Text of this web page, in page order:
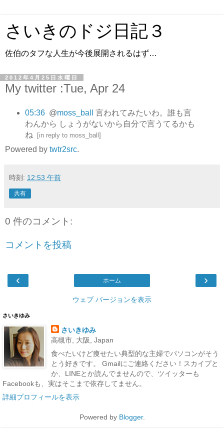
さいきのドジ日記３
佐伯のタフな人生が今後展開されるはず…
2012年4月25日水曜日
My twitter :Tue, Apr 24
05:36 @moss_ball
言われてみたいわ。誰も言
わんから しょうがないから自分で言うてるかも
ね [in reply to moss_ball ]
Powered by twtr2src.
時刻: 12:53 午前
共有
0 件のコメント:
コメントを投稿
‹ ›
ホーム
ウェブ バージョンを表示
さいきゆみ
さいきゆみ
高槻市, 大阪, Japan
食べたいけど痩せたい典型的な主婦でパソコンがそう
とう好きです。 Gmailにご連絡ください！スカイプと
か、LINEとか読んでませんので、ツイッターも
Facebookも、実はそこまで依存してません。
詳細プロフィールを表示
Powered by Blogger.